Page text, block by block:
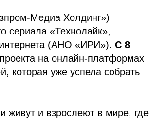
Медиа Холдинг»)
сериала «Технолайк»,
интернета (АНО «ИРИ»). С 8
на онлайн-платформах
которая уже успела собрать
живут и взрослеют в мире, где